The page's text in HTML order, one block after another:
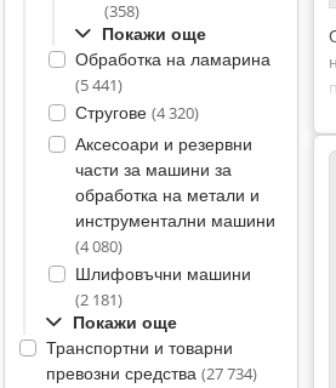
(358)
Покажи още
Обработка на ламарина
(5 441)
Стругове (4 320)
Аксесоари и резервни
части за машини за
обработка на метали и
инструментални машини
(4 080)
Шлифовъчни машини
(2 181)
Покажи още
Транспортни и товарни
превозни средства (27 734)